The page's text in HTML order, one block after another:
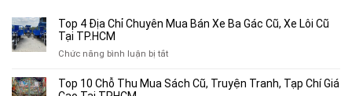
Top 4 Địa Chỉ Chuyên Mua Bán Xe Ba Gác Cũ, Xe Lôi Cũ
Tại TP.HCM
Chức năng bình luận bị tắtở
4
Top 10 Chỗ Thu Mua Sách Cũ, Truyện Tranh, Tạp Chí Giá